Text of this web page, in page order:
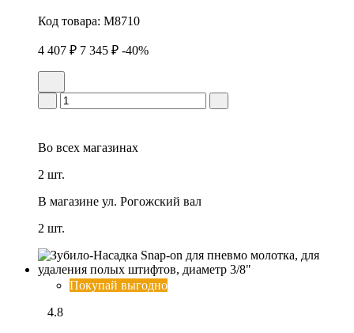
Код товара: M8710
4 407 ₽ 7 345 ₽ -40%
Во всех магазинах
2 шт.
В магазине ул. Рогожский вал
2 шт.
Покупай выгодно
4.8